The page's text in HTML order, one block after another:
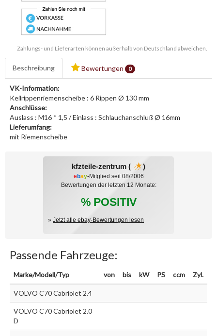
Zahlungs- und Lieferarten können außerhalb von Deutschland abweichen.
Beschreibung Bewertungen 0
VK-Information:
Keilrippenriemenscheibe : 6 Rippen Ø 130 mm
Anschlüsse:
Auslass : M16 * 1,5 / Einlass : Schlauchanschluß Ø 16mm
Lieferumfang:
mit Riemenscheibe
kfzteile-zentrum ( )
ebay-Mitglied seit 08/2006
Bewertungen der letzten 12 Monate:
% POSITIV
» Jetzt alle ebay-Bewertungen lesen
Passende Fahrzeuge:
Marke/Modell/Typ von bis kW PS ccm Zyl.
VOLVO C70 Cabriolet 2.4
VOLVO C70 Cabriolet 2.0
D